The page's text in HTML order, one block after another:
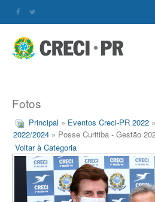
Fotos
Principal » Eventos Creci-PR 2022 »
2022/2024 » Posse Curitiba - Gestão
Voltar à Categoria